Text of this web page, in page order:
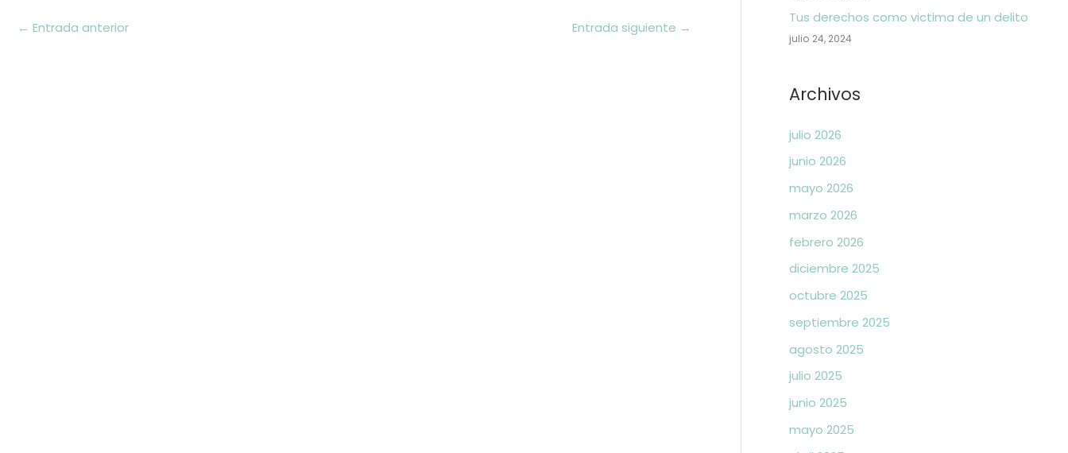
← Entrada anterior Entrada siguiente →
Tus derechos como victima de un delito
julio 24, 2024
Archivos
julio 2026
junio 2026
mayo 2026
marzo 2026
febrero 2026
diciembre 2025
octubre 2025
septiembre 2025
agosto 2025
julio 2025
junio 2025
mayo 2025